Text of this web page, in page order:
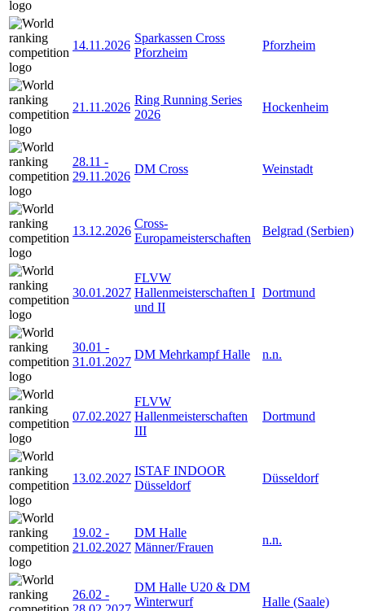
14.11.2026
Sparkassen Cross
Pforzheim
Pforzheim
21.11.2026
Ring Running Series
2026
Hockenheim
28.11 -
29.11.2026
DM Cross Weinstadt
13.12.2026
Cross-
Europameisterschaften
Belgrad (Serbien)
30.01.2027
FLVW
Hallenmeisterschaften I
und II
Dortmund
30.01 -
31.01.2027
DM Mehrkampf Halle n.n.
07.02.2027
FLVW
Hallenmeisterschaften
III
Dortmund
13.02.2027
ISTAF INDOOR
Düsseldorf
Düsseldorf
19.02 -
21.02.2027
DM Halle
Männer/Frauen
n.n.
26.02 -
DM Halle U20 & DM
Winterwurf
Halle (Saale)